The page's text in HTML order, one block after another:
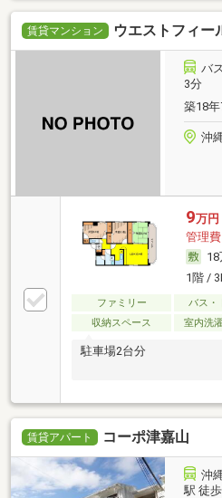
賃貸マンション ウエストフィー
バ
3分
築18
沖
9万円
管理
18
1階 /
ファミリー バス・
収納スペース
室内洗
駐車場2台分
賃貸アパート コーポ津嘉山
沖
駅 徒